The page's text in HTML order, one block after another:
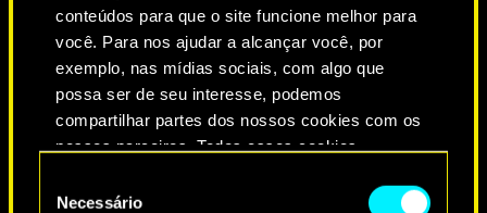
conteúdos para que o site funcione melhor para
você. Para nos ajudar a alcançar você, por
exemplo, nas mídias sociais, com algo que
possa ser de seu interesse, podemos
compartilhar partes dos nossos cookies com os
nossos parceiros. Todos esses cookies
entanto.
Necessário